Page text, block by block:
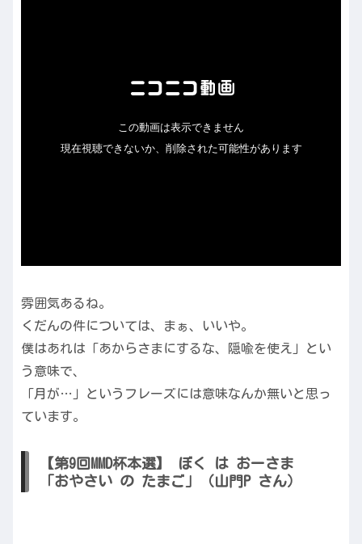
雰囲気あるね。
くだんの件については、まぁ、いいや。
僕はあれは「あからさまにするな、隠喩を使え」とい
う意味で、
「月が…」というフレーズには意味なんか無いと思っ
ています。
【第9回MMD杯本選】 ぼく は おーさま
「おやさい の たまご」（山門P さん）